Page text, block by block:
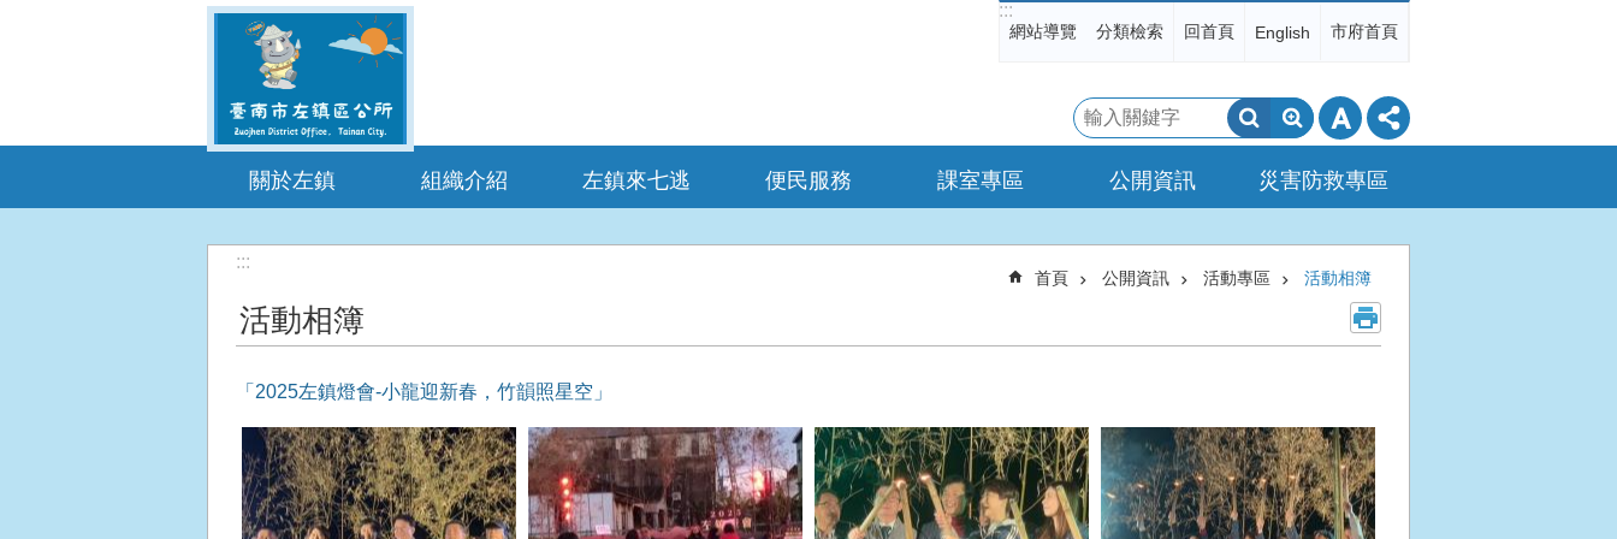
:::
網站導覽 分類檢索 回首頁 English 市府首頁
搜
尋
關於左鎮 組織介紹 左鎮來七逃 便民服務 課室專區 公開資訊 災害防救專區
:::
首頁 公開資訊 活動專區 活動相簿
活動相簿
「2025左鎮燈會-小龍迎新春，竹韻照星空」